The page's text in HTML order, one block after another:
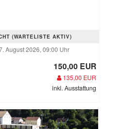
(WARTELISTE AKTIV)
August 2026, 09:00 Uhr
150,00 EUR
135,00 EUR
inkl. Ausstattung